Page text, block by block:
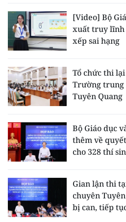
[Video] Bộ
xuất truy lĩnh
xếp sai hạng
Tổ chức thi
Trường trung
Tuyên Quang
Bộ Giáo dục
thêm về
cho 328 thí
Gian lận thi
chuyên
bị can, tiếp